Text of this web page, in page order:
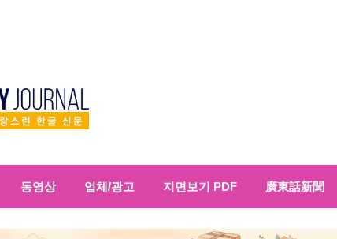
동영상 업체/광고 지면보기 PDF 廣東話新聞